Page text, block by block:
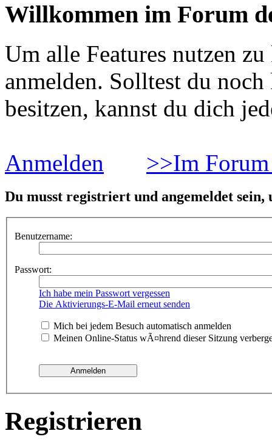
Willkommen im Forum
Um alle Features nutzen
anmelden. Solltest du
besitzen, kannst du dich
Anmelden >>Im
Du musst registriert und angemeldet sein,
Benutzername:
Passwort:
Ich habe mein Passwort vergessen
Die Aktivierungs-E-Mail erneut senden
Mich bei jedem Besuch automatisch anmelden
Meinen Online-Status wÃ¤hrend dieser Sitzung
Registrieren